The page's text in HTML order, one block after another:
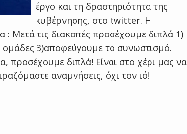
έργο και τη δραστηριότητα της
κυβέρνησης, στο twitter. Η
Μετά τις διακοπές προσέχουμε διπλά 1)
3)αποφεύγουμε το συνωστισμό.
προσέχουμε διπλά! Είναι στο χέρι μας να
αναμνήσεις, όχι τον ιό!